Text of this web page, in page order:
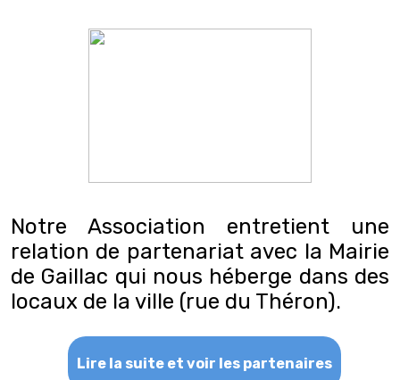
Notre Association entretient une
relation de partenariat avec la Mairie
de Gaillac qui nous héberge dans des
locaux de la ville (rue du Théron).
Lire la suite et voir les partenaires